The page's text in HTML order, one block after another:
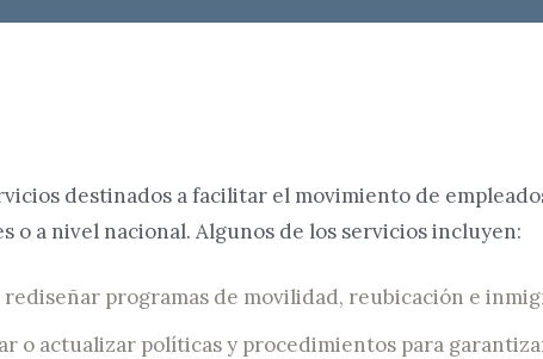
destinados a facilitar el movimiento de
o a nivel nacional. Algunos de los servicios incluyen:
rediseñar programas de movilidad, reubicación e
o actualizar políticas y procedimientos para